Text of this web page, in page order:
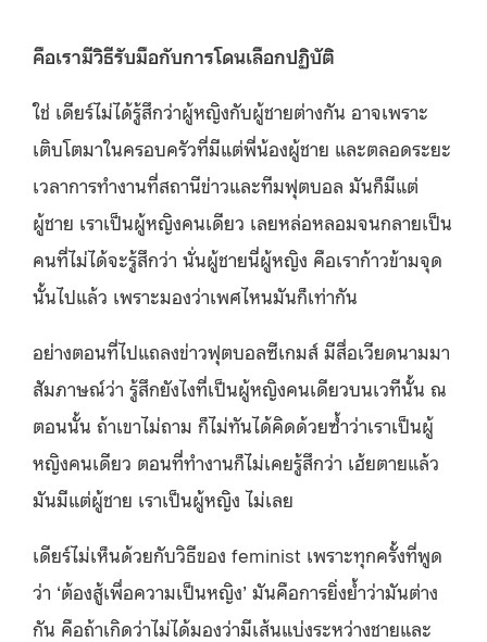
คือเรามีวิธีรับมือกับการโดนเลือกปฏิบัติ
ใช่ เดียร์ไม่ได้รู้สึกว่าผู้หญิงกับผู้ชายต่างกัน อาจเพราะ
เติบโตมาในครอบครัวที่มีแต่พี่น้องผู้ชาย และตลอดระยะ
เวลาการทำงานที่สถานีข่าวและทีมฟุตบอล มันก็มีแต่
ผู้ชาย เราเป็นผู้หญิงคนเดียว เลยหล่อหลอมจนกลายเป็น
คนที่ไม่ได้จะรู้สึกว่า นั่นผู้ชายนี่ผู้หญิง คือเราก้าวข้ามจุด
นั้นไปแล้ว เพราะมองว่าเพศไหนมันก็เท่ากัน
อย่างตอนที่ไปแถลงข่าวฟุตบอลซีเกมส์ มีสื่อเวียดนามมา
สัมภาษณ์ว่า รู้สึกยังไงที่เป็นผู้หญิงคนเดียวบนเวทีนั้น ณ
ตอนนั้น ถ้าเขาไม่ถาม ก็ไม่ทันได้คิดด้วยซ้ำว่าเราเป็นผู้
หญิงคนเดียว ตอนที่ทำงานก็ไม่เคยรู้สึกว่า เฮ้ยตายแล้ว
มันมีแต่ผู้ชาย เราเป็นผู้หญิง ไม่เลย
เดียร์ไม่เห็นด้วยกับวิธีของ feminist เพราะทุกครั้งที่พูด
ว่า ‘ต้องสู้เพื่อความเป็นหญิง’ มันคือการยิ่งย้ำว่ามันต่าง
กัน คือถ้าเกิดว่าไม่ได้มองว่ามีเส้นแบ่งระหว่างชายและ